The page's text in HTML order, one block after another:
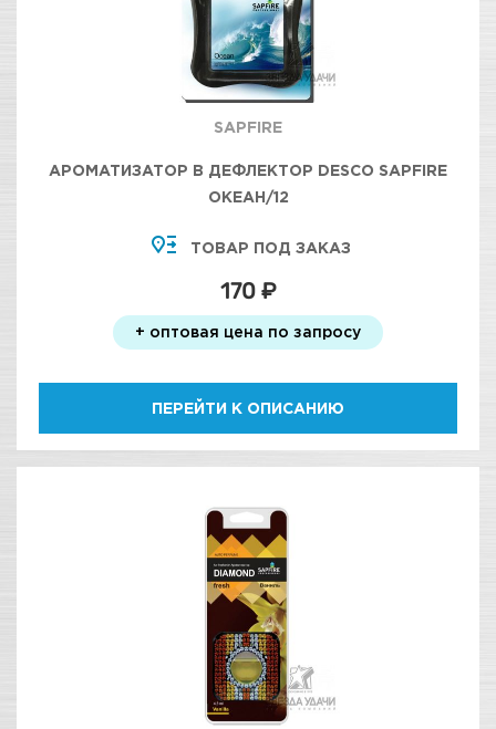
SAPFIRE
АРОМАТИЗАТОР В ДЕФЛЕКТОР DESCO SAPFIRE
ОКЕАН/12
ТОВАР ПОД ЗАКАЗ
170 ₽
+ оптовая цена по запросу
ПЕРЕЙТИ К ОПИСАНИЮ